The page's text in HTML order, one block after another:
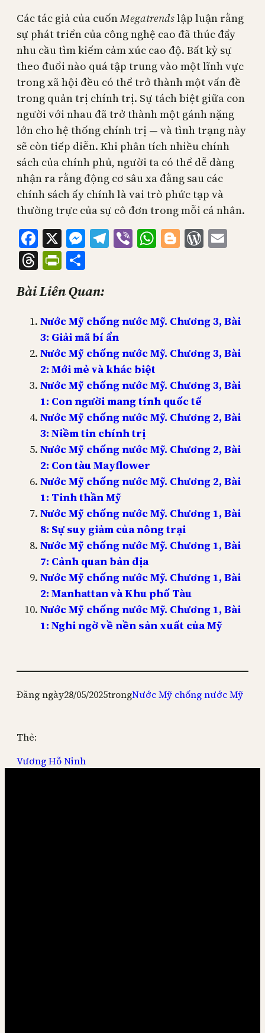
Các tác giả của cuốnMegatrendslập luận rằng
sự phát triển của công nghệ cao đã thúc đẩy
nhu cầu tìm kiếm cảm xúc cao độ. Bất kỳ sự
theo đuổi nào quá tập trung vào một lĩnh vực
trong xã hội đều có thể trở thành một vấn đề
trong quản trị chính trị. Sự tách biệt giữa con
người với nhau đã trở thành một gánh nặng
lớn cho hệ thống chính trị — và tình trạng này
sẽ còn tiếp diễn. Khi phân tích nhiều chính
sách của chính phủ, người ta có thể dễ dàng
nhận ra rằng động cơ sâu xa đằng sau các
chính sách ấy chính là vai trò phức tạp và
thường trực của sự cô đơn trong mỗi cá nhân.
Facebook
X Messenger
Telegram
ViberWhatsApp
Blogger
ThreadsPrintFriendly
Bài Liên Quan:
Nước Mỹ chống nước Mỹ. Chương 3, Bài
3: Giải mã bí ẩn
Nước Mỹ chống nước Mỹ. Chương 3, Bài
2: Mới mẻ và khác biệt
Nước Mỹ chống nước Mỹ. Chương 3, Bài
1: Con người mang tính quốc tế
Nước Mỹ chống nước Mỹ. Chương 2, Bài
3: Niềm tin chính trị
Nước Mỹ chống nước Mỹ. Chương 2, Bài
2: Con tàu Mayflower
Nước Mỹ chống nước Mỹ. Chương 2, Bài
1: Tinh thần Mỹ
Nước Mỹ chống nước Mỹ. Chương 1, Bài
8: Sự suy giảm của nông trại
Nước Mỹ chống nước Mỹ. Chương 1, Bài
7: Cảnh quan bản địa
Nước Mỹ chống nước Mỹ. Chương 1, Bài
2: Manhattan và Khu phố Tàu
Nước Mỹ chống nước Mỹ. Chương 1, Bài
1: Nghi ngờ về nền sản xuất của Mỹ
Đăng ngày28/05/2025trongNước Mỹ chống nước Mỹ
Thẻ:
Vương Hỗ Ninh